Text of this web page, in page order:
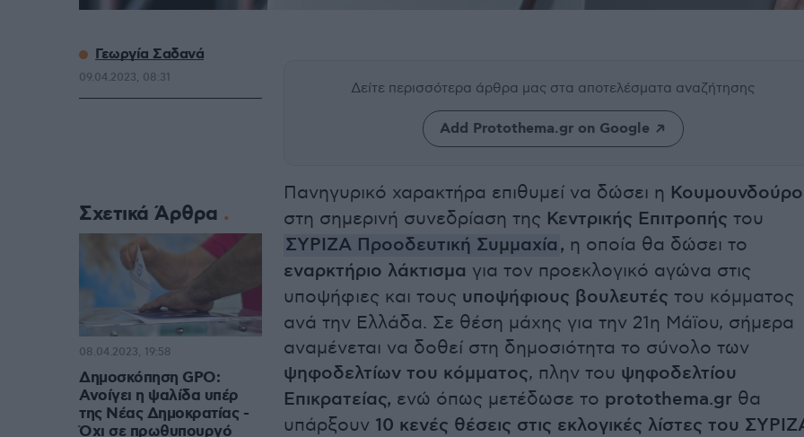
Δείτε περισσότερα άρθρα μας στα αποτελέσματα αναζήτησης
Add Protothema.gr on Google
Πανηγυρικό χαρακτήρα επιθυμεί να δώσει η
στη σημερινή συνεδρίαση της Κεντρικής Επιτροπής του
ΣΥΡΙΖΑ Προοδευτική Συμμαχία , η οποία θα δώσει το
εναρκτήριο λάκτισμα για τον προεκλογικό αγώνα στις
υποψήφιες και τους υποψήφιους βουλευτές του κόμματος
ανά την Ελλάδα. Σε θέση μάχης για την 21η Μάϊου, σήμερα
αναμένεται να δοθεί στη δημοσιότητα το σύνολο των
ψηφοδελτίων του κόμματος, πλην του ψηφοδελτίου
Επικρατείας, ενώ όπως μετέδωσε το protothema.gr θα
υπάρξουν 10 κενές θέσεις στις εκλογικές λίστες του
Γεωργία Σαδανά
09.04.2023, 08:31
Σχετικά Άρθρα
Δημοσκόπηση GPO:
Ανοίγει η ψαλίδα υπέρ
της Νέας Δημοκρατίας -
Όχι σε πρωθυπουργό
08.04.2023, 19:58